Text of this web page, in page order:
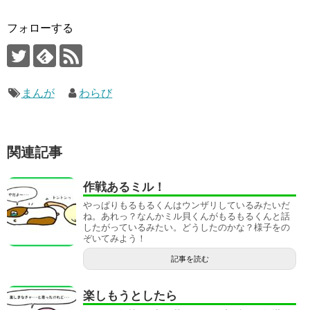
フォローする
まんが わらび
関連記事
作戦あるミル！
やっぱりもるもるくんはウンザリしているみたいだ
ね。あれっ？なんかミル貝くんがもるもるくんと話
したがっているみたい。どうしたのかな？様子をの
ぞいてみよう！
記事を読む
楽しもうとしたら